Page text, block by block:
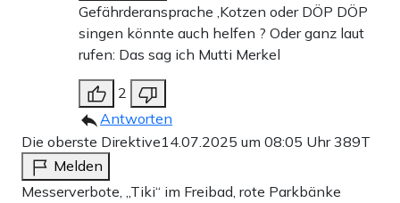
Gefährderansprache ,Kotzen oder DÖP DÖP
singen könnte auch helfen ? Oder ganz laut
rufen: Das sag ich Mutti Merkel
2
Antworten
Die oberste Direktive14.07.2025 um 08:05 Uhr389T
Melden
Messerverbote, „Tiki“ im Freibad, rote Parkbänke